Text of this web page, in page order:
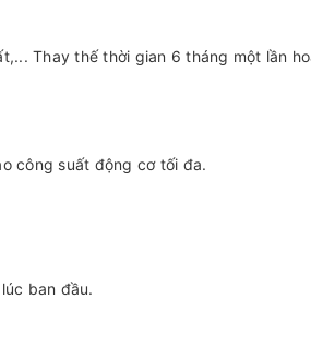
Thay thế thời gian 6 tháng một lần
công suất động cơ tối đa.
ban đầu.